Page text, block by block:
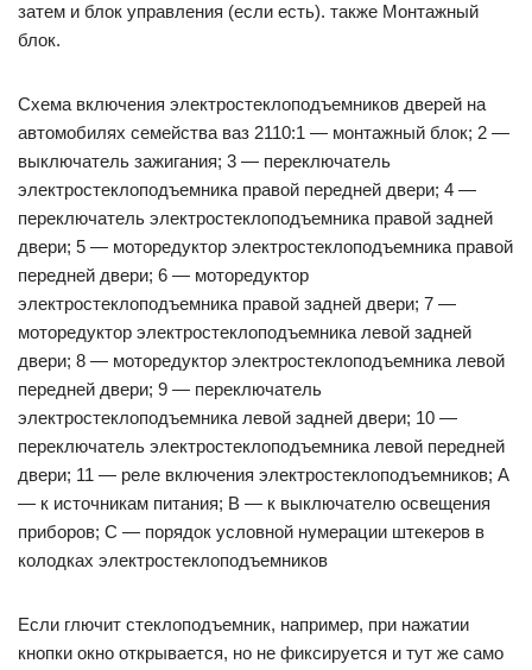
затем и блок управления (если есть). также Монтажный
блок.
Схема включения электростеклоподъемников дверей на
автомобилях семейства ваз 2110:1 — монтажный блок; 2 —
выключатель зажигания; 3 — переключатель
электростеклоподъемника правой передней двери; 4 —
переключатель электростеклоподъемника правой задней
двери; 5 — моторедуктор электростеклоподъемника правой
передней двери; 6 — моторедуктор
электростеклоподъемника правой задней двери; 7 —
моторедуктор электростеклоподъемника левой задней
двери; 8 — моторедуктор электростеклоподъемника левой
передней двери; 9 — переключатель
электростеклоподъемника левой задней двери; 10 —
переключатель электростеклоподъемника левой передней
двери; 11 — реле включения электростеклоподъемников; А
— к источникам питания; В — к выключателю освещения
приборов; С — порядок условной нумерации штекеров в
колодках электростеклоподъемников
Если глючит стеклоподъемник, например, при нажатии
кнопки окно открывается, но не фиксируется и тут же само